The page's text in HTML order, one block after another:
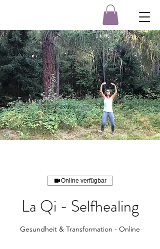
Online verfügbar
La Qi - Selfhealing
Gesundheit & Transformation - Online